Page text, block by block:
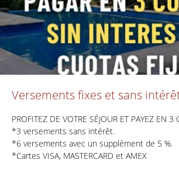
Versements fixes et sans
PROFITEZ DE VOTRE SÉJOUR ET PAYEZ EN 3
*3 versements sans intérêt.
*6 versements avec un supplément de 5 %.
*Cartes VISA, MASTERCARD et AMEX